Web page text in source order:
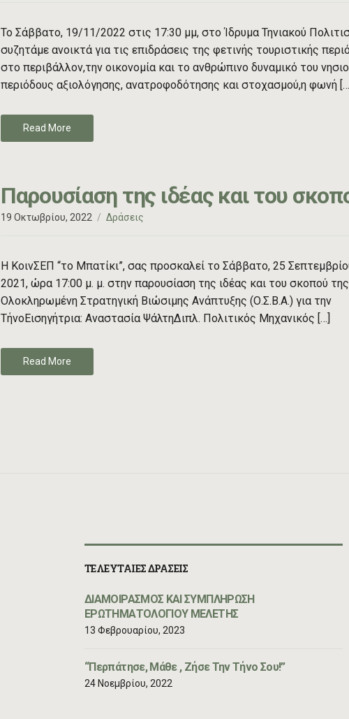
Το Σάββατο, 19/11/2022 στις 17:30 μμ, στο Ίδρυμα Τηνιακού
συζητάμε ανοικτά για τις επιδράσεις της φετινής τουριστικής
στο περιβάλλον,την οικονομία και το ανθρώπινο δυναμικό του
περιόδους αξιολόγησης, ανατροφοδότησης και στοχασμού,η φωνή
Read More
Παρουσίαση της ιδέας και του
19 Οκτωβρίου, 2022 Δράσεις
Η ΚοινΣΕΠ “το Μπατίκι”, σας προσκαλεί το Σάββατο, 25
2021, ώρα 17:00 μ. μ. στην παρουσίαση της ιδέας και του σκοπού
Ολοκληρωμένη Στρατηγική Βιώσιμης Ανάπτυξης (Ο.Σ.Β.Α.) για την
ΤήνοΕισηγήτρια: Αναστασία ΨάλτηΔιπλ. Πολιτικός Μηχανικός […]
Read More
ΤΕΛΕΥΤΑΙΕΣ ΔΡΑΣΕΙΣ
ΔΙΑΜΟΙΡΑΣΜΟΣ ΚΑΙ ΣΥΜΠΛΗΡΩΣΗ
ΕΡΩΤΗΜΑΤΟΛΟΓΙΟΥ ΜΕΛΕΤΗΣ
13 Φεβρουαρίου, 2023
“Περπάτησε, Μάθε , Ζήσε Την Τήνο Σου!”
24 Νοεμβρίου, 2022